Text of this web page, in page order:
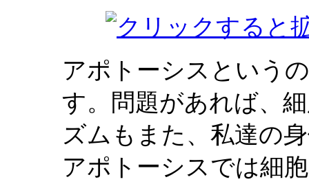
アポトーシスという
す。問題があれば、
ズムもまた、私達の
アポトーシスでは細